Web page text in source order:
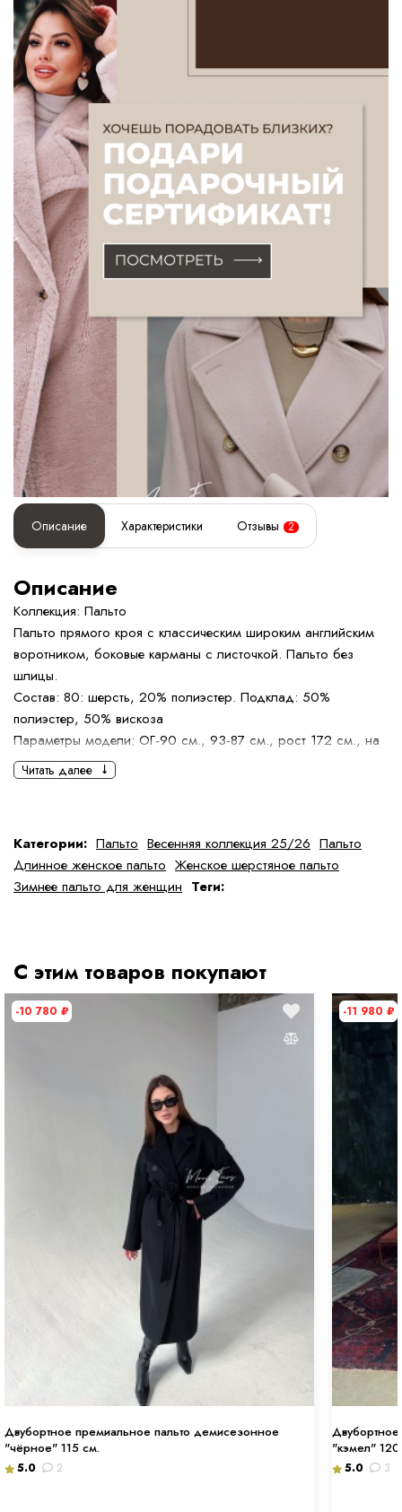
Описание Характеристики Отзывы 2
Описание
Коллекция: Пальто
Пальто прямого кроя с классическим широким английским
воротником, боковые карманы с листочкой. Пальто без
шлицы.
Состав: 80: шерсть, 20% полиэстер. Подклад: 50%
полиэстер, 50% вискоза
Параметры модели: ОГ-90 см., 93-87 см., рост 172 см., на
модели размер 42
Читать далее
Категории: Пальто Весенняя коллекция 25/26 Пальто
Длинное женское пальто Женское шерстяное пальто
Зимнее пальто для женщин Теги:
С этим товаров покупают
-10 780 ₽
Двубортное премиальное пальто демисезонное
"чёрное" 115 см.
5.0 2
-11 980 ₽
"кэмел"
5.0 3